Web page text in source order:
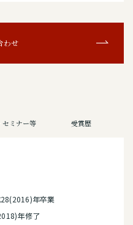
わせ
セミナー等 受賞歴
年卒業
年修了